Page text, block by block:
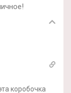
коробочка